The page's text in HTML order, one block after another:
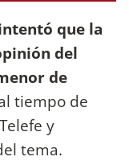
que la
del
de
tiempo de
y
tema.